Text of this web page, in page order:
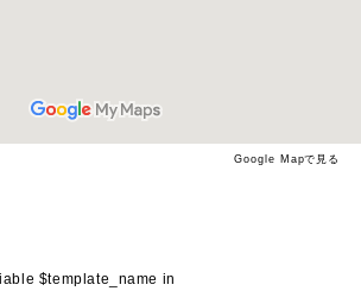
Google Mapで見る
$template_name in